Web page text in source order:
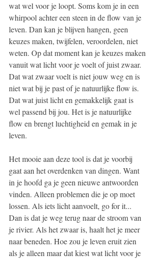
wat wel voor je loopt. Soms kom je in een
whirpool achter een steen in de flow van je
leven. Dan kan je blijven hangen, geen
keuzes maken, twijfelen, veroordelen, niet
weten. Op dat moment kan je keuzes maken
vanuit wat licht voor je voelt of juist zwaar.
Dat wat zwaar voelt is niet jouw weg en is
niet wat bij je past of je natuurlijke flow is.
Dat wat juist licht en gemakkelijk gaat is
wel passend bij jou. Het is je natuurlijke
flow en brengt luchtigheid en gemak in je
leven.
Het mooie aan deze tool is dat je voorbij
gaat aan het overdenken van dingen. Want
in je hoofd ga je geen nieuwe antwoorden
vinden. Alleen problemen die je op moet
lossen. Als iets licht aanvoelt, go for it...
Dan is dat je weg terug naar de stroom van
je rivier. Als het zwaar is, haalt het je meer
naar beneden. Hoe zou je leven eruit zien
als je alleen maar dat kiest wat licht voor je